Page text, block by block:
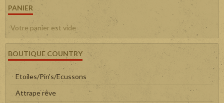
PANIER
Votre panier est vide
BOUTIQUE COUNTRY
Etoiles/Pin's/Ecussons
Attrape rêve